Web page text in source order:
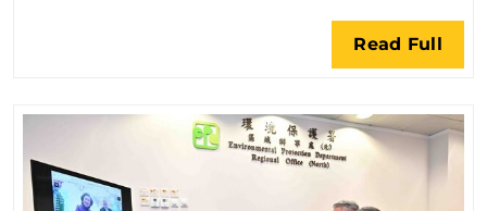
諮
詢
周
一
展
開
Read Full
Full